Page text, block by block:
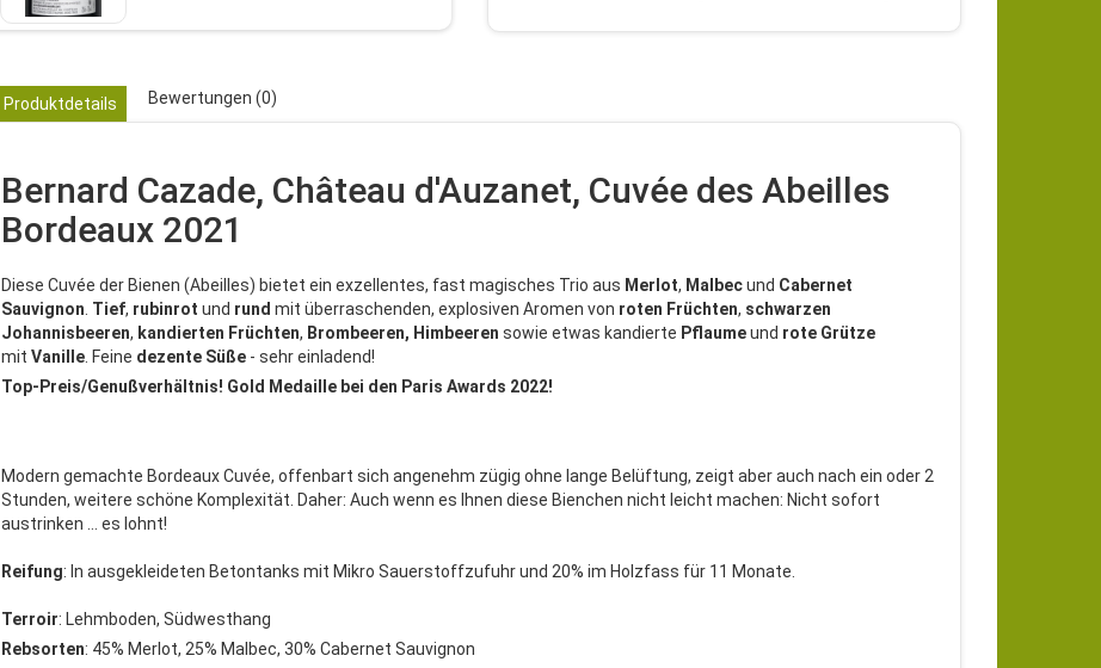
Produktdetails Bewertungen (0)
Bernard Cazade, Château d'Auzanet, Cuvée des Abeilles
Bordeaux 2021
Diese Cuvée der Bienen (Abeilles) bietet ein exzellentes, fast magisches Trio aus Merlot, Malbecund Cabernet
Sauvignon Tief, rubinrot und rund mit überraschenden, explosiven Aromen von roten Früchten, schwarzen
Johannisbeeren, kandierten Früchten, Brombeeren, Himbeeren sowie etwas kandierte Pflaumeund rote Grütze
mit Vanille . Feine dezente Süße - sehr einladend!
Top-Preis/Genußverhältnis! Gold Medaille bei den Paris Awards 2022!
Modern gemachte Bordeaux Cuvée, offenbart sich angenehm zügig ohne lange Belüftung, zeigt aber auch nach ein oder 2
Stunden, weitere schöne Komplexität. Daher: Auch wenn es Ihnen diese Bienchen nicht leicht machen: Nicht sofort
austrinken … es lohnt!
Reifung: In ausgekleideten Betontanks mit Mikro Sauerstoffzufuhr und 20% im Holzfass für 11 Monate.
Terroir: Lehmboden, Südwesthang
Rebsorten: 45% Merlot, 25% Malbec, 30% Cabernet Sauvignon